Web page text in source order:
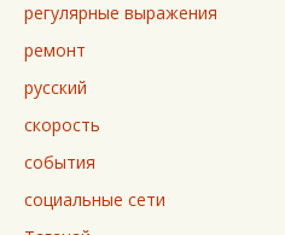
регулярные выражения
ремонт
русский
скорость
события
социальные сети